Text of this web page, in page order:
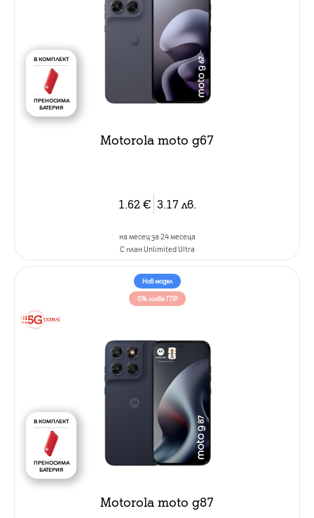
В КОМПЛЕКТ
ПРЕНОСИМА
БАТЕРИЯ
Motorola moto g67
1.62 € 3.17 лв.
на месец за 24 месеца
C план Unlimited Ultra
Нов модел
0% лихва ГПР
В КОМПЛЕКТ
ПРЕНОСИМА
БАТЕРИЯ
Motorola moto g87